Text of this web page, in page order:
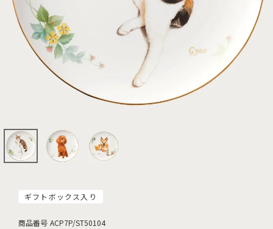
ギフトボックス入り
商品番号 ACP7P/ST50104